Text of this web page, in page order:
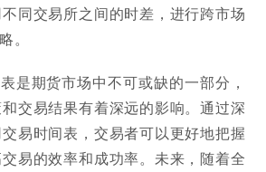
同交易所之间的时差，进行跨市场
。
是期货市场中不可或缺的一部分，
交易结果有着深远的影响。通过深
易时间表，交易者可以更好地把握
易的效率和成功率。未来，随着全